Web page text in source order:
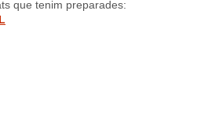
que tenim preparades: